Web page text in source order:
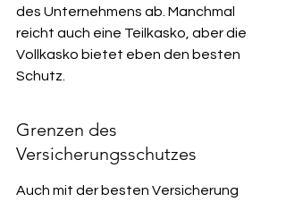
des Unternehmens ab. Manchmal
reicht auch eine Teilkasko, aber die
Vollkasko bietet eben den besten
Schutz.
Grenzen des
Versicherungsschutzes
Auch mit der besten Versicherung